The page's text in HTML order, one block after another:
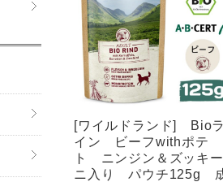
[ワイルドランド] Bioラ
イン ビーフwithポテ
ト ニンジン＆ズッキー
ニ入り パウチ125g